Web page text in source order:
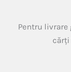
Pentru
cărți